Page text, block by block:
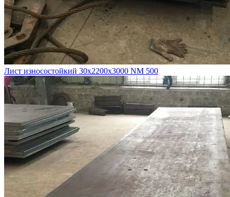
Лист износостойкий 30х2200х3000 NM 500